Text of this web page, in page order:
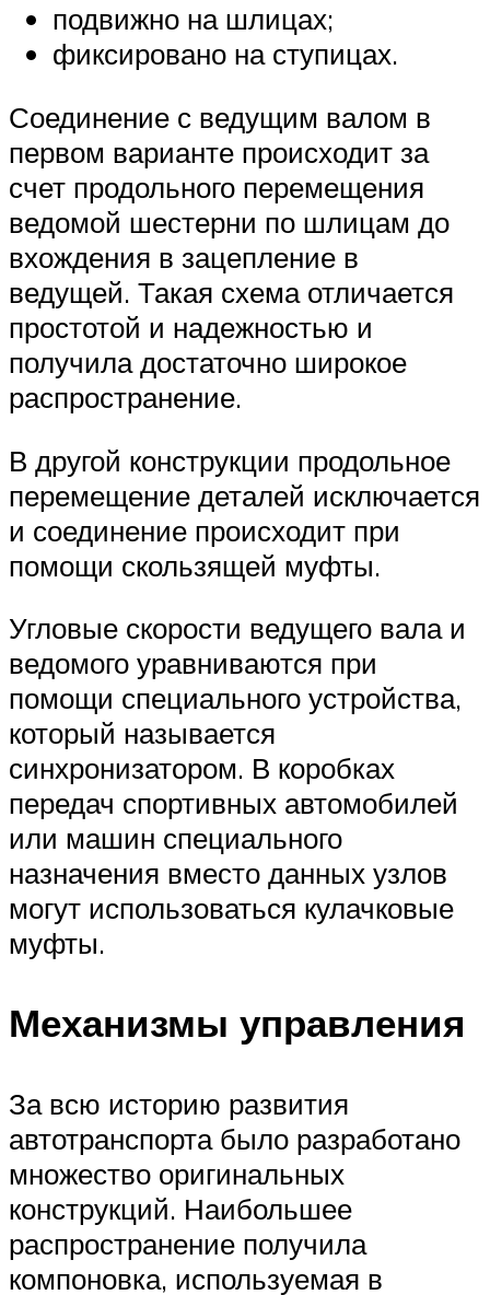
подвижно на шлицах;
фиксировано на ступицах.
Соединение с ведущим валом в
первом варианте происходит за
счет продольного перемещения
ведомой шестерни по шлицам до
вхождения в зацепление в
ведущей. Такая схема отличается
простотой и надежностью и
получила достаточно широкое
распространение.
В другой конструкции продольное
перемещение деталей исключается
и соединение происходит при
помощи скользящей муфты.
Угловые скорости ведущего вала и
ведомого уравниваются при
помощи специального устройства,
который называется
синхронизатором. В коробках
передач спортивных автомобилей
или машин специального
назначения вместо данных узлов
могут использоваться кулачковые
муфты.
Механизмы управления
За всю историю развития
автотранспорта было разработано
множество оригинальных
конструкций. Наибольшее
распространение получила
компоновка, используемая в